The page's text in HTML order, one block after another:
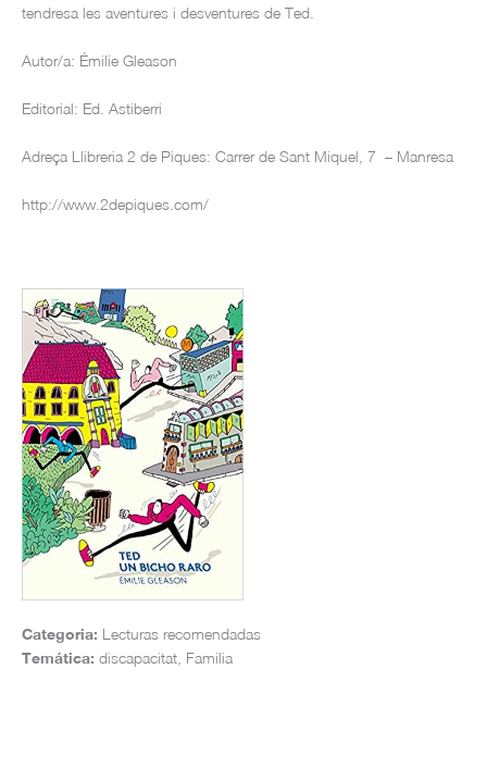
tendresa les aventures i desventures de Ted.
Autor/a: Émilie Gleason
Editorial: Ed. Astiberri
Adreça Llibreria 2 de Piques: Carrer de Sant Miquel, 7 – Manresa
http://www.2depiques.com/
Categoria: Lecturas recomendadas
Temática: discapacitat, Familia